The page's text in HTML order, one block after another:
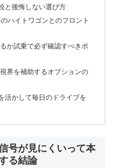
と後悔しない選び方
ハイトワゴンとのフロント
か試乗で必ず確認すべきポ
界を補助するオプションの
活かして毎日のドライブを
号が見にくいって本
る結論